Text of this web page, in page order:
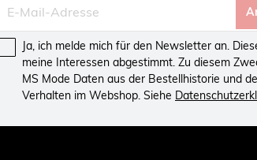
Ja, ich melde mich für den Newsletter an.
meine Interessen abgestimmt. Zu diesem
MS Mode Daten aus der Bestellhistorie und
Verhalten im Webshop. Siehe